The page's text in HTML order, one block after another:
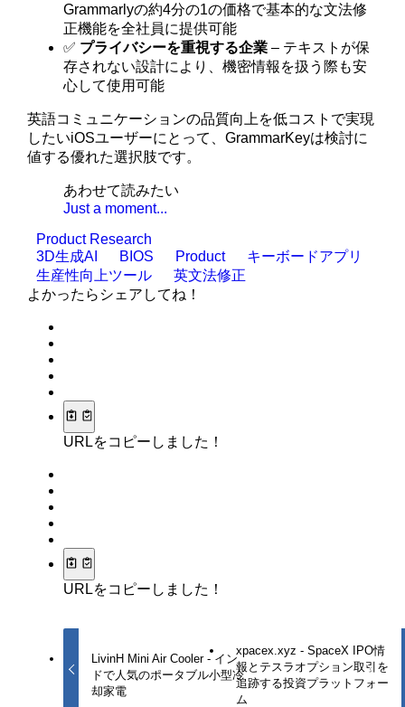
Grammarlyの約4分の1の価格で基本的な文法修
正機能を全社員に提供可能
✅ プライバシーを重視する企業 – テキストが保
存されない設計により、機密情報を扱う際も安
心して使用可能
英語コミュニケーションの品質向上を低コストで実現
したいiOSユーザーにとって、GrammarKeyは検討に
値する優れた選択肢です。
あわせて読みたい
Just a moment...
Product Research
3D生成AI
BIOS Product
キーボードアプリ
生産性向上ツール
英文法修正
よかったらシェアしてね！
URLをコピーしました！
URLをコピーしました！
LivinH Mini Air Cooler - イン
ドで人気のポータブル小型冷
却家電
xpacex.xyz - SpaceX IPO情
報とテスラオプション取引を
追跡する投資プラットフォー
ム